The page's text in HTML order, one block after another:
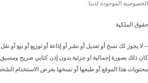
الخصوصية الموجودة لدينا.
حقوق الملكية
– لا يجوز لك نسخ أو تعديل أو نشر أو إذاعة أو توزيع أو بيع أو
كان ذلك بصورة إجمالية او جزئية بدون إذن كتابي صريح
محتويات هذا الموقع أو طبعها أو نسخها بغرض الاستخدام